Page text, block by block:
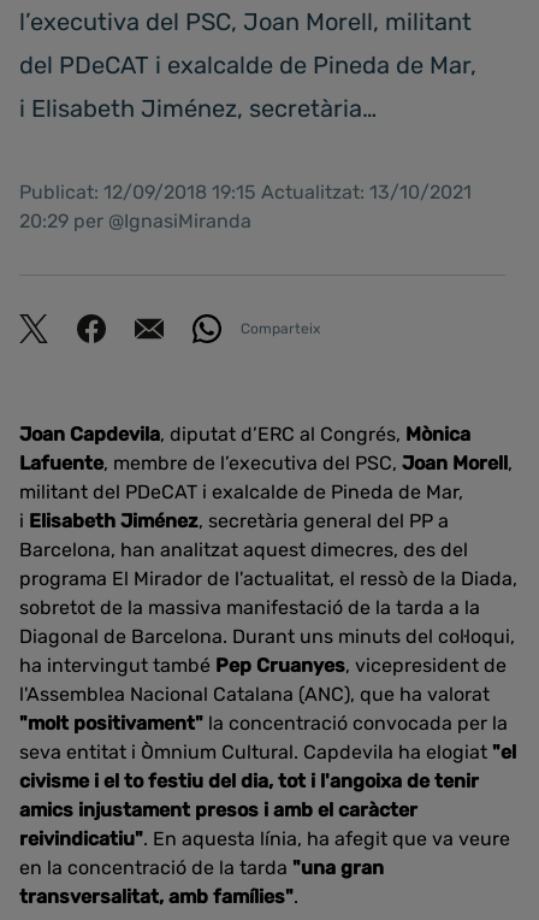
l’executiva del PSC, Joan Morell, militant
del PDeCAT i exalcalde de Pineda de Mar,
i Elisabeth Jiménez, secretària…
Publicat: 12/09/2018 19:15 Actualitzat: 13/10/2021
20:29 per @IgnasiMiranda
Comparteix
Joan Capdevila, diputat d’ERC al Congrés, Mònica
Lafuente, membre de l’executiva del PSC, Joan Morell,
militant del PDeCAT i exalcalde de Pineda de Mar,
i Elisabeth Jiménez, secretària general del PP a
Barcelona, han analitzat aquest dimecres, des del
programa El Mirador de l'actualitat, el ressò de la Diada,
sobretot de la massiva manifestació de la tarda a la
Diagonal de Barcelona. Durant uns minuts del col·loqui,
ha intervingut també Pep Cruanyes, vicepresident de
l'Assemblea Nacional Catalana (ANC), que ha valorat
"molt positivament" la concentració convocada per la
seva entitat i Òmnium Cultural. Capdevila ha elogiat "el
civisme i el to festiu del dia, tot i l'angoixa de tenir
amics injustament presos i amb el caràcter
reivindicatiu". En aquesta línia, ha afegit que va veure
en la concentració de la tarda "una gran
transversalitat, amb famílies".